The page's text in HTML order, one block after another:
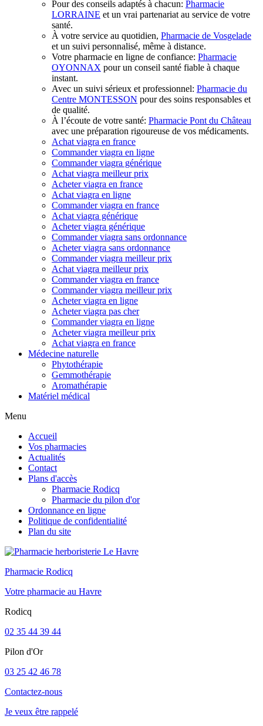
Pour des conseils adaptés à chacun: Pharmacie
LORRAINE et un vrai partenariat au service de votre
santé.
À votre service au quotidien, Pharmacie de Vosgelade
et un suivi personnalisé, même à distance.
Votre pharmacie en ligne de confiance: Pharmacie
OYONNAX pour un conseil santé fiable à chaque
instant.
Avec un suivi sérieux et professionnel: Pharmacie du
Centre MONTESSON pour des soins responsables et
de qualité.
À l’écoute de votre santé: Pharmacie Pont du Château
avec une préparation rigoureuse de vos médicaments.
Achat viagra en france
Commander viagra en ligne
Commander viagra générique
Achat viagra meilleur prix
Acheter viagra en france
Achat viagra en ligne
Commander viagra en france
Achat viagra générique
Acheter viagra générique
Commander viagra sans ordonnance
Acheter viagra sans ordonnance
Commander viagra meilleur prix
Achat viagra meilleur prix
Commander viagra en france
Commander viagra meilleur prix
Acheter viagra en ligne
Acheter viagra pas cher
Commander viagra en ligne
Acheter viagra meilleur prix
Achat viagra en france
Médecine naturelle
Phytothérapie
Gemmothérapie
Aromathérapie
Matériel médical
Menu
Accueil
Vos pharmacies
Actualités
Contact
Plans d'accès
Pharmacie Rodicq
Pharmacie du pilon d'or
Ordonnance en ligne
Politique de confidentialité
Plan du site
Pharmacie Rodicq
Votre pharmacie au Havre
Rodicq
02 35 44 39 44
Pilon d'Or
03 25 42 46 78
Contactez-nous
Je veux être rappelé